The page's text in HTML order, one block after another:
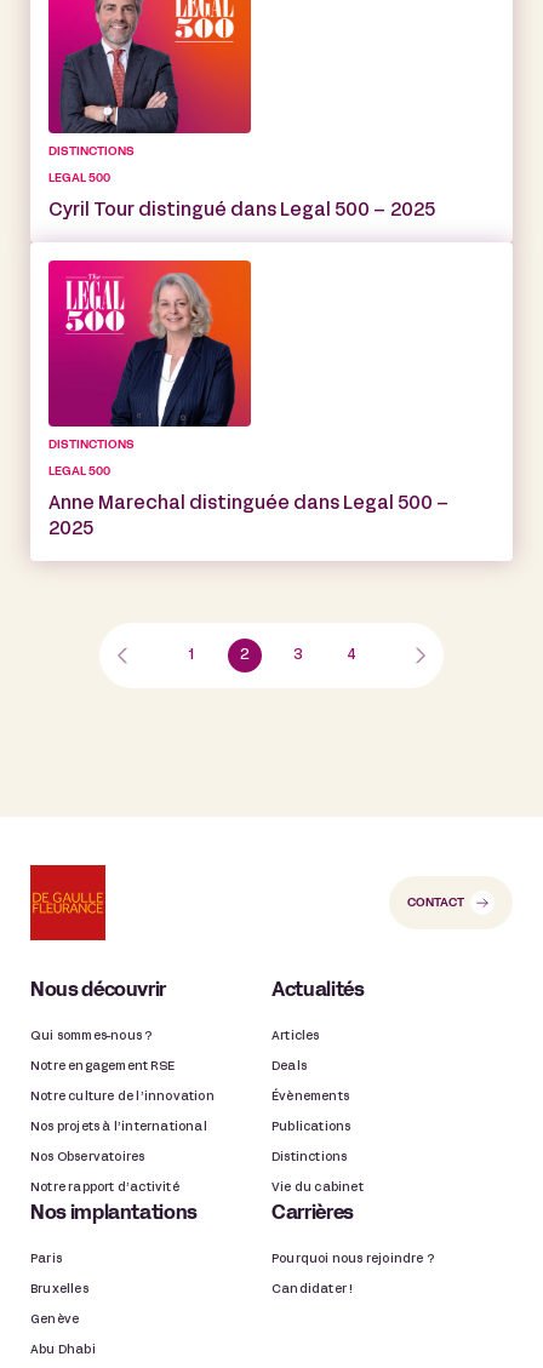
DISTINCTIONS
LEGAL 500
Cyril Tour distingué dans Legal 500 – 2025
DISTINCTIONS
LEGAL 500
Anne Marechal distinguée dans Legal 500 –
2025
1 2 3 4
CONTACT
Nous découvrir
Qui sommes-nous ?
Notre engagement RSE
Notre culture de l’innovation
Nos projets à l’international
Nos Observatoires
Notre rapport d’activité
Actualités
Articles
Deals
Évènements
Publications
Distinctions
Vie du cabinet
Nos implantations
Paris
Bruxelles
Genève
Abu Dhabi
Carrières
Pourquoi nous rejoindre ?
Candidater !